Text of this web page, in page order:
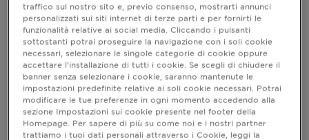
Nutrisse
Capelli nutriti, colore più bello
ACQUISTA ORA SU AMAZON
traffico sul nostro sito e, previo consenso, mostrarti annunci
personalizzati sui siti internet di terze parti e per fornirti le
funzionalità relative ai social media. Cliccando i pulsanti
sottostanti potrai proseguire la navigazione con i soli cookie
necessari, selezionare le singole categorie di cookie oppure
accettare l’installazione di tutti i cookie. Se scegli di chiudere il
banner senza selezionare i cookie, saranno mantenute le
impostazioni predefinite relative ai soli cookie necessari. Potrai
modificare le tue preferenze in ogni momento accedendo alla
sezione Impostazioni sui cookie presente nel footer della
Homepage. Per sapere di più su come noi e i nostri partner
trattiamo i tuoi dati personali attraverso i Cookie, leggi la